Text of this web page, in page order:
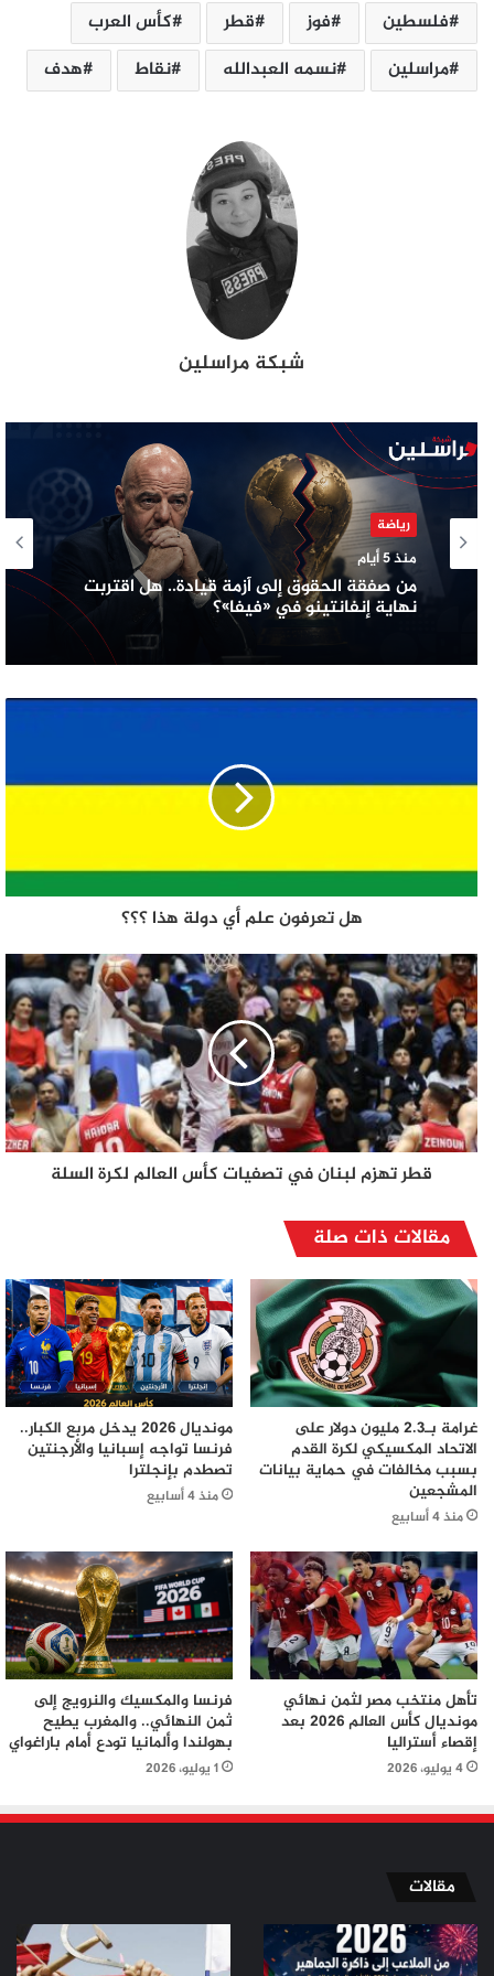
فلسطين فوز قطر
كأس العرب
مراسلين
نسمه العبدالله نقاط هدف
شبكة مراسلين
رياضة
منذ 5 أيام
من صفقة الحقوق إلى أزمة قيادة.. هل اقتربت
نهاية إنفانتينو في «فيفا»؟
هل تعرفون علم أي دولة هذا ؟؟؟
قطر تهزم لبنان في تصفيات كأس العالم لكرة السلة
مقالات ذات صلة
غرامة بـ2.3 مليون دولار على
الاتحاد المكسيكي لكرة القدم
بسبب مخالفات في حماية بيانات
المشجعين
منذ 4 أسابيع
مونديال 2026 يدخل مربع الكبار..
فرنسا تواجه إسبانيا والأرجنتين
تصطدم بإنجلترا
منذ 4 أسابيع
تأهل منتخب مصر لثمن نهائي
مونديال كأس العالم 2026 بعد
إقصاء أستراليا
4 يوليو، 2026
فرنسا والمكسيك والنرويج إلى
ثمن النهائي.. والمغرب يطيح
بهولندا وألمانيا تودع أمام باراغواي
1 يوليو، 2026
مقالات
من
الملاعب
ثورة